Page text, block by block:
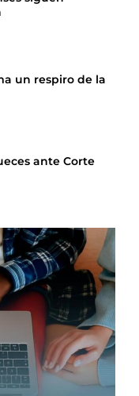
un respiro de la
ante Corte